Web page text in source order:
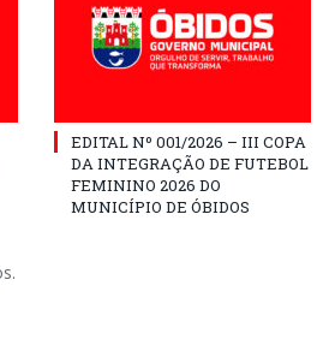
EDITAL Nº 001/2026 – III COPA
DA INTEGRAÇÃO DE FUTEBOL
FEMININO 2026 DO
MUNICÍPIO DE ÓBIDOS